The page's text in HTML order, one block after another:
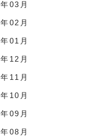
03月
02月
01月
12月
11月
10月
09月
08月